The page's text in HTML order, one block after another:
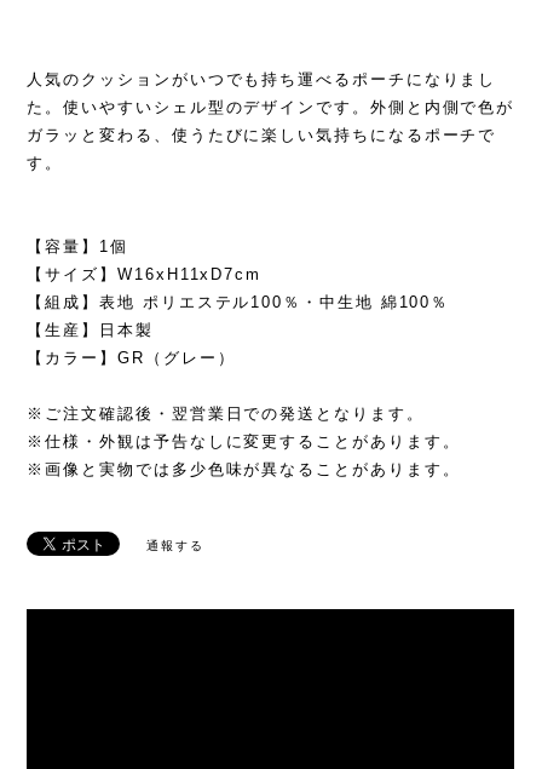
人気のクッションがいつでも持ち運べるポーチになりまし
た。使いやすいシェル型のデザインです。外側と内側で色が
ガラッと変わる、使うたびに楽しい気持ちになるポーチで
す。
【容量】1個
【サイズ】W16xH11xD7cm
【組成】表地 ポリエステル100％・中生地 綿100％
【生産】日本製
【カラー】GR（グレー）
※ご注文確認後・翌営業日での発送となります。
※仕様・外観は予告なしに変更することがあります。
※画像と実物では多少色味が異なることがあります。
通報する